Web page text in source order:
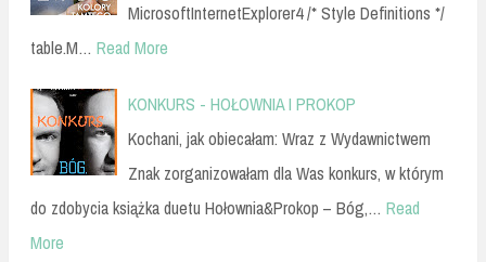
MicrosoftInternetExplorer4 /* Style Definitions */
table.M… Read More
KONKURS - HOŁOWNIA I PROKOP
Kochani, jak obiecałam: Wraz z Wydawnictwem
Znak zorganizowałam dla Was konkurs, w którym
do zdobycia książka duetu Hołownia&Prokop – Bóg,… Read
More